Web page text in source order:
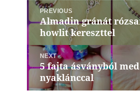
Bejegyzés
navigáció
PREVIOUS
Previous
post:
Almadin gránát
howlit kereszttel
NEXT
Next
post:
5 fajta ásványból
nyaklánccal